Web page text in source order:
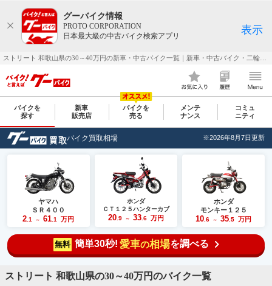
グーバイク情報
PROTO CORPORATION
日本最大級の中古バイク検索アプリ
表示
バイクを
探す
新車
販売店
バイクを
売る
メンテ
ナンス
コミュ
ニティ
バイク買取相場 ※2026年8月7日更新
ヤマハ
ＳＲ４００
2 .1 ～ 61 .1 万円
ホンダ
ＣＴ１２５ハンターカブ
20 .9 ～ 33 .6 万円
ホンダ
モンキー１２５
10 .6 ～ 35 .5 万円
無料 簡単30秒! 愛車の相場を調べる
ストリート 和歌山県の30～40万円のバイク一覧